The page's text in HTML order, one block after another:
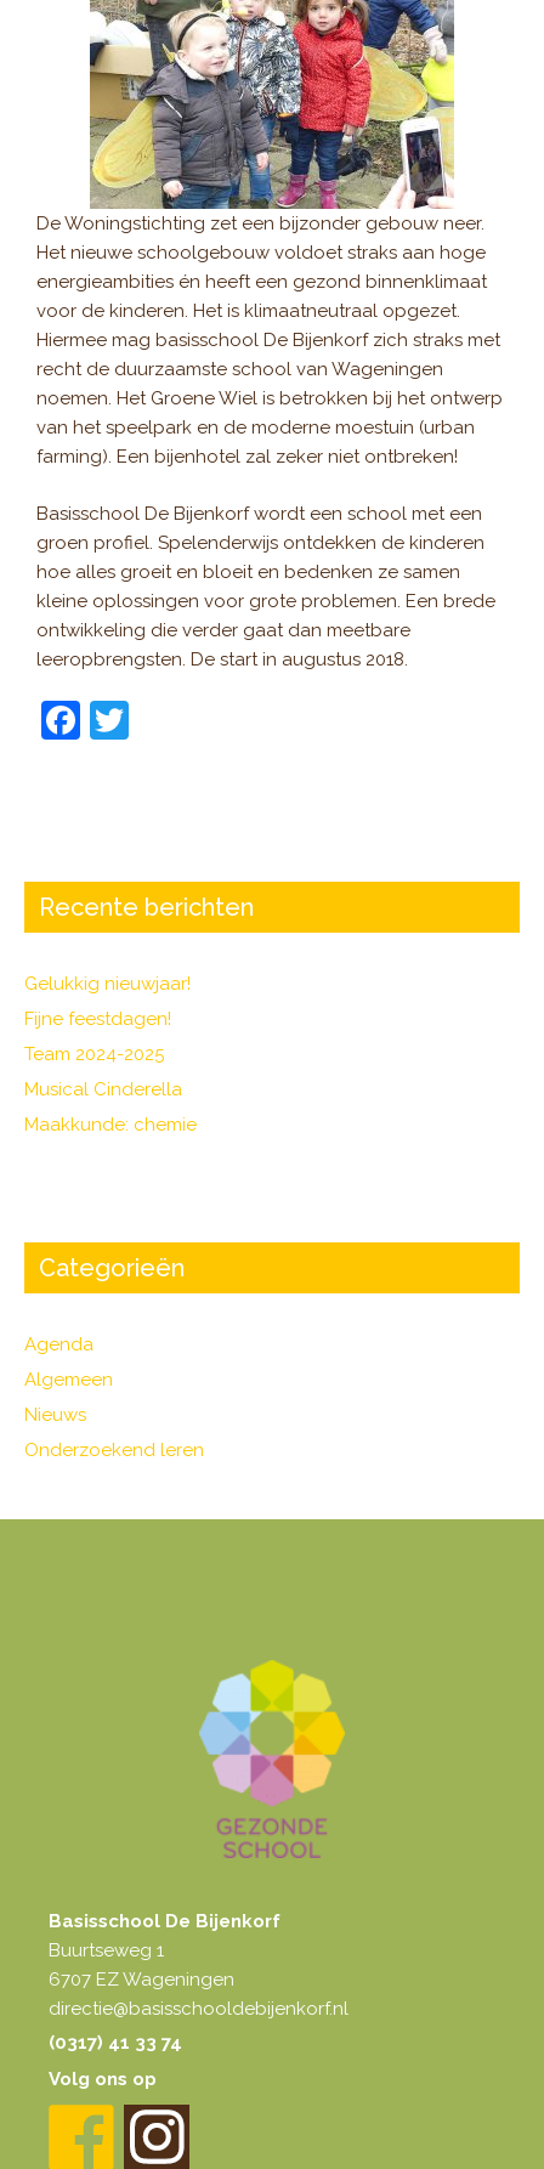
De Woningstichting zet een bijzonder gebouw neer.
Het nieuwe schoolgebouw voldoet straks aan hoge
energieambities én heeft een gezond binnenklimaat
voor de kinderen. Het is klimaatneutraal opgezet.
Hiermee mag basisschool De Bijenkorf zich straks met
recht de duurzaamste school van Wageningen
noemen. Het Groene Wiel is betrokken bij het ontwerp
van het speelpark en de moderne moestuin (urban
farming). Een bijenhotel zal zeker niet ontbreken!
Basisschool De Bijenkorf wordt een school met een
groen profiel. Spelenderwijs ontdekken de kinderen
hoe alles groeit en bloeit en bedenken ze samen
kleine oplossingen voor grote problemen. Een brede
ontwikkeling die verder gaat dan meetbare
leeropbrengsten. De start in augustus 2018.
F
b
o
k
Recente berichten
Gelukkig nieuwjaar!
Fijne feestdagen!
Team 2024-2025
Musical Cinderella
Maakkunde: chemie
Categorieën
Agenda
Algemeen
Nieuws
Onderzoekend leren
Basisschool De Bijenkorf
Buurtseweg 1
6707 EZ Wageningen
directie@basisschooldebijenkorf.nl
(0317) 41 33 74
Volg ons op